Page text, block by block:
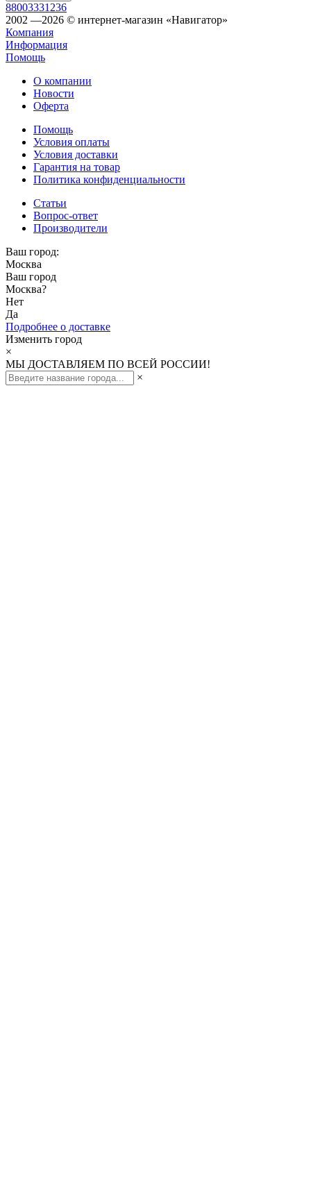
88003331236
2002 —2026 © интернет-магазин «Навигатор»
Компания
Информация
Помощь
О компании
Новости
Оферта
Помощь
Условия оплаты
Условия доставки
Гарантия на товар
Политика конфиденциальности
Статьи
Вопрос-ответ
Производители
Ваш город:
Москва
Ваш город
Москва?
Нет
Да
Подробнее о доставке
Изменить город
×
МЫ ДОСТАВЛЯЕМ ПО ВСЕЙ РОССИИ!
×